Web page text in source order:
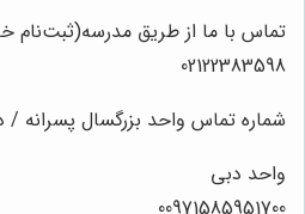
تماس با ما از طریق مدرسه(ثبت‌نام خارج از
02122383598
شماره تماس واحد بزرگسال پسرانه / داخل
واحد دبی